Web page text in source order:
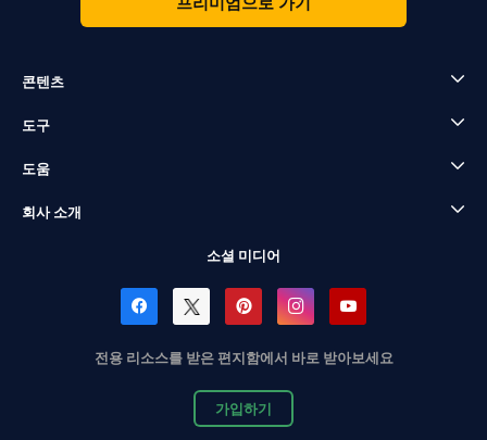
콘텐츠
도구
도움
회사 소개
소셜 미디어
전용 리소스를 받은 편지함에서 바로 받아보세요
가입하기